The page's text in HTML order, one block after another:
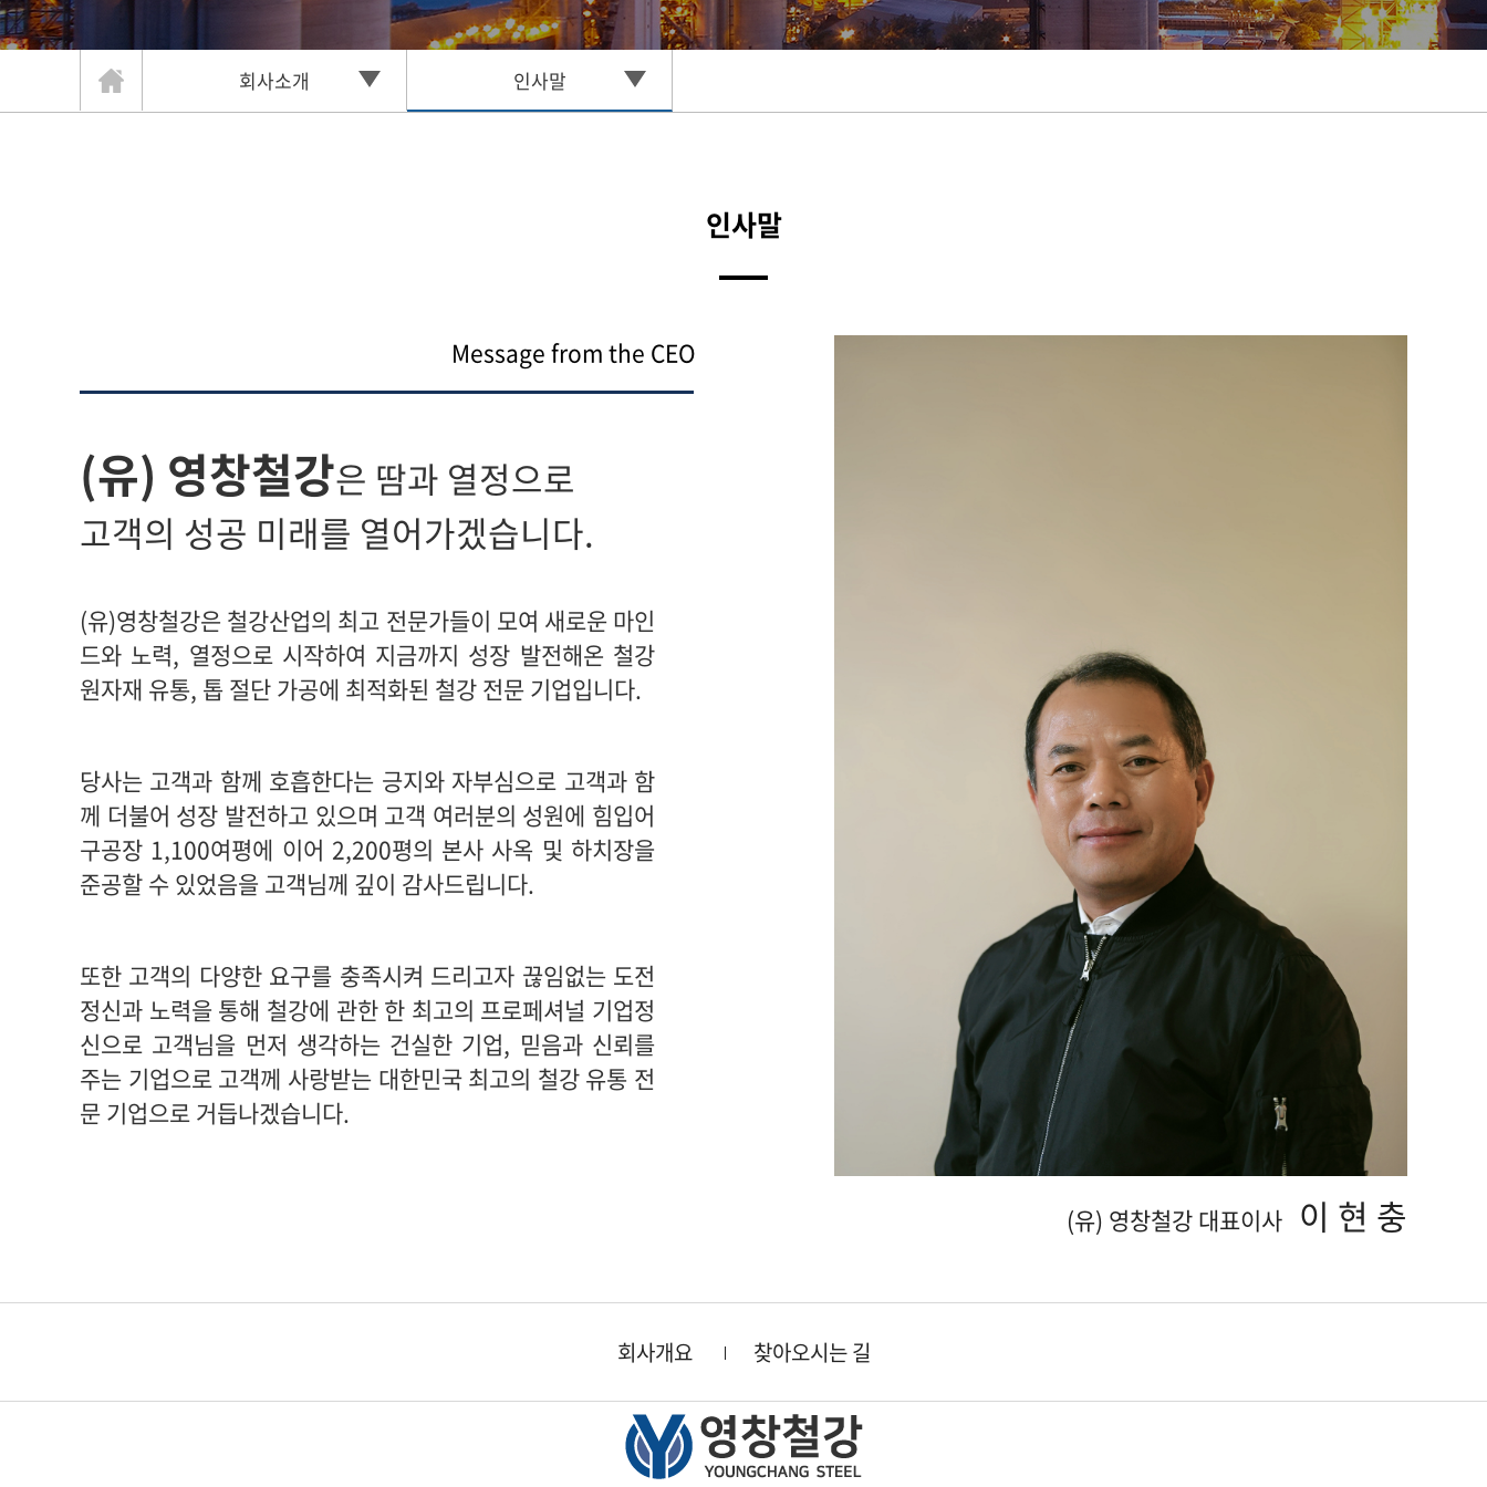
회사소개 인사말
인사말
Message from the CEO
(유) 영창철강은 땀과 열정으로
고객의 성공 미래를 열어가겠습니다.
(유)영창철강은 철강산업의 최고 전문가들이 모여 새로운 마인
드와 노력, 열정으로 시작하여 지금까지 성장 발전해온 철강
원자재 유통, 톱 절단 가공에 최적화된 철강 전문 기업입니다.
당사는 고객과 함께 호흡한다는 긍지와 자부심으로 고객과 함
께 더불어 성장 발전하고 있으며 고객 여러분의 성원에 힘입어
구공장 1,100여평에 이어 2,200평의 본사 사옥 및 하치장을
준공할 수 있었음을 고객님께 깊이 감사드립니다.
또한 고객의 다양한 요구를 충족시켜 드리고자 끊임없는 도전
정신과 노력을 통해 철강에 관한 한 최고의 프로페셔널 기업정
신으로 고객님을 먼저 생각하는 건실한 기업, 믿음과 신뢰를
주는 기업으로 고객께 사랑받는 대한민국 최고의 철강 유통 전
문 기업으로 거듭나겠습니다.
(유) 영창철강 대표이사 이 현 충
회사개요 찾아오시는 길